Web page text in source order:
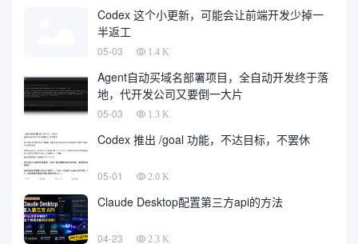
Codex 这个小更新，可能会让前端开发少掉一
半返工
05-03 1.4 K
Agent自动买域名部署项目，全自动开发终于落
地，代开发公司又要倒一大片
05-03 1.3 K
Codex 推出 /goal 功能，不达目标，不罢休
05-01 2.0 K
Claude Desktop配置第三方api的方法
04-23 2.3 K